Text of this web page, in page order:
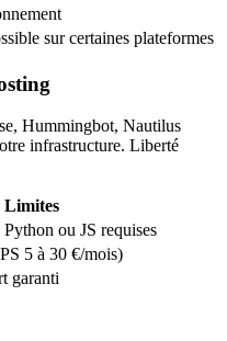
sur certaines plateformes
Hummingbot, Nautilus
infrastructure. Liberté
Limites
ou JS requises
5 à 30 €/mois)
garanti